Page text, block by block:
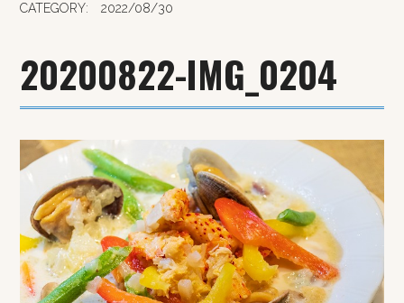
CATEGORY: 2022/08/30
20200822-IMG_0204